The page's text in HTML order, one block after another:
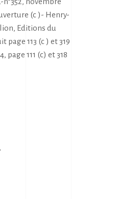
(c )- Henry-
Editions du
page 113 (c ) et 319
page 111 (c) et 318